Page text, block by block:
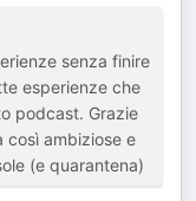
senza finire
esperienze che
podcast. Grazie
così ambiziose e
(e quarantena)